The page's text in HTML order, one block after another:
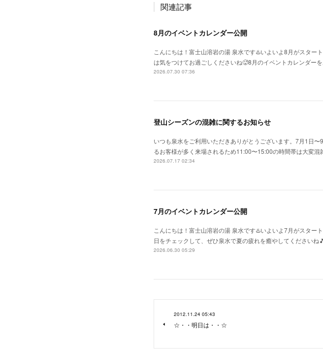
関連記事
8月のイベントカレンダー公開
こんにちは！富士山溶岩の湯 泉水です♨️いよいよ8月がスター
は気をつけてお過ごしくださいね🥵8月のイベントカレンダー
2026.07.30 07:36
登山シーズンの混雑に関するお知らせ
いつも泉水をご利用いただきありがとうございます。7月1日
るお客様が多く来場されるため11:00〜15:00の時間帯は大変
2026.07.17 02:34
7月のイベントカレンダー公開
こんにちは！富士山溶岩の湯 泉水です♨️いよいよ7月がスター
日をチェックして、ぜひ泉水で夏の疲れを癒やしてください
2026.06.30 05:29
2012.11.24 05:43
☆・・明日は・・☆